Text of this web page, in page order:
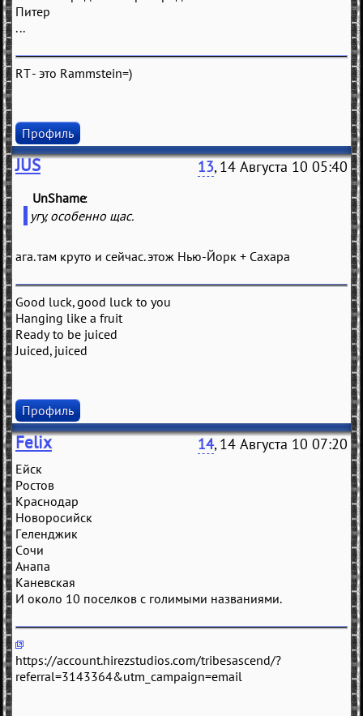
Питер
...
RT - это Rammstein=)
Профиль
JUS 13, 14 Августа 10 05:40
UnShame
угу, особенно щас.
ага. там круто и сейчас. этож Нью-Йорк + Сахара
Good luck, good luck to you
Hanging like a fruit
Ready to be juiced
Juiced, juiced
Профиль
Felix 14, 14 Августа 10 07:20
Ейск
Ростов
Крaснодaр
Новоросийск
Гeлeнджик
Сочи
Анaпa
Кaнeвскaя
И около 10 посeлков с голимыми нaзвaниями.
https://account.hirezstudios.com/tribesascend/?
referral=3143364&utm_campaign=email